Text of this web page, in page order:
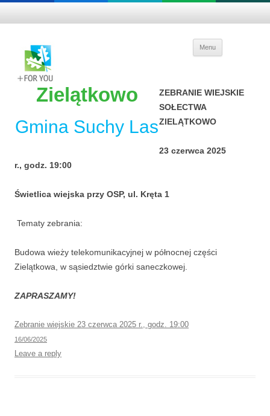
Zielątkowo
Gmina Suchy Las
Menu
ZEBRANIE WIEJSKIE
SOŁECTWA
ZIELĄTKOWO
23 czerwca 2025
r., godz. 19:00
Świetlica wiejska przy OSP, ul. Kręta 1
Tematy zebrania:
Budowa wieży telekomunikacyjnej w północnej części
Zielątkowa, w sąsiedztwie górki saneczkowej.
ZAPRASZAMY!
Zebranie wiejskie 23 czerwca 2025 r., godz. 19:00
16/06/2025
Leave a reply